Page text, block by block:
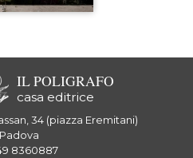
IL POLIGRAFO
casa editrice
34 (piazza Eremitani)
Padova
8360887